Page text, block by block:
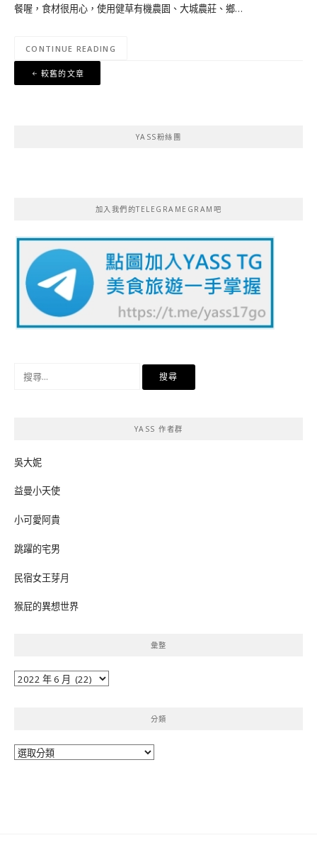
餐喔，食材很用心，使用健草有機農園、大城農莊、鄉…
CONTINUE READING
章
較舊的文章
YASS粉絲團
加入我們的TELEGRAMEGRAM吧
YASS 作者群
吳大妮
益曼小天使
小可愛阿貴
跳躍的宅男
民宿女王芽月
猴屁的異想世界
彙整
彙
分類
分